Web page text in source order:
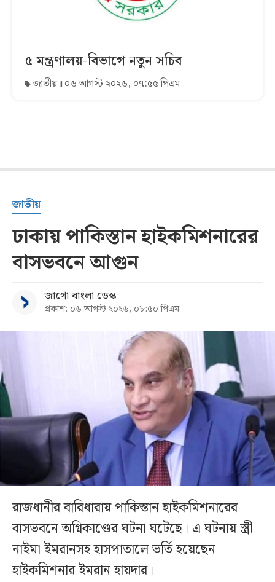
৫ মন্ত্রণালয়-বিভাগে নতুন সচিব
জাতীয় ০৬ আগস্ট ২০২৬, ০৭:৫৫ পিএম
জাতীয়
ঢাকায় পাকিস্তান হাইকমিশনারের
বাসভবনে আগুন
জাগো বাংলা ডেস্ক
প্রকাশ: ০৬ আগস্ট ২০২৬, ০৮:৫০ পিএম
রাজধানীর বারিধারায় পাকিস্তান হাইকমিশনারের
বাসভবনে অগ্নিকাণ্ডের ঘটনা ঘটেছে। এ ঘটনায় স্ত্রী
নাইমা ইমরানসহ হাসপাতালে ভর্তি হয়েছেন
হাইকমিশনার ইমরান হায়দার।